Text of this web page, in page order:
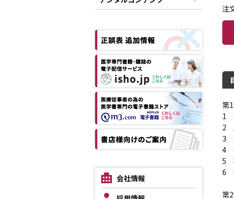
会社情報
注
第
1
2
3
4
5
6
第